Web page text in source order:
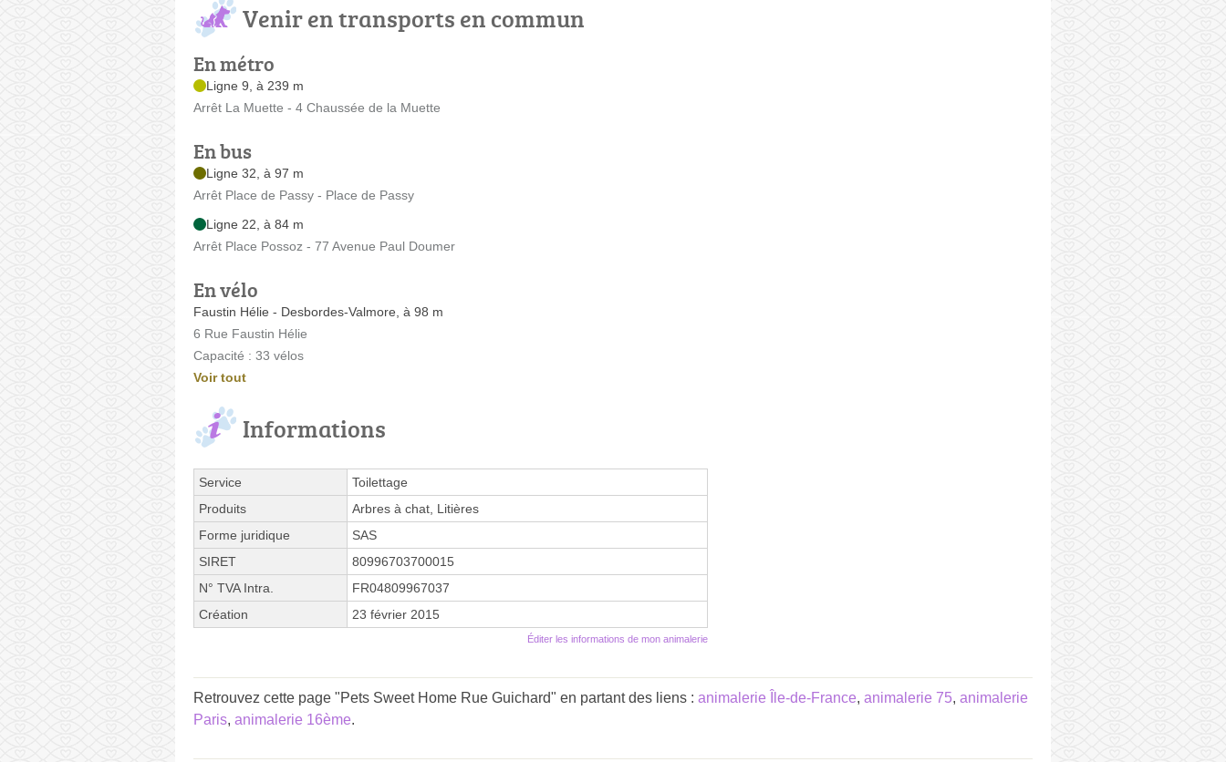
Venir en transports en commun
En métro
Ligne 9, à 239 m
Arrêt La Muette - 4 Chaussée de la Muette
En bus
Ligne 32, à 97 m
Arrêt Place de Passy - Place de Passy
Ligne 22, à 84 m
Arrêt Place Possoz - 77 Avenue Paul Doumer
En vélo
Faustin Hélie - Desbordes-Valmore, à 98 m
6 Rue Faustin Hélie
Capacité : 33 vélos
Voir tout
Informations
Service
Toilettage
Produits
Arbres à chat, Litières
Forme juridique
SAS
SIRET
80996703700015
N° TVA Intra.
FR04809967037
Création
23 février 2015
Éditer les informations de mon animalerie
Retrouvez cette page "Pets Sweet Home Rue Guichard" en partant des liens : animalerie Île-de-France, animalerie 75, animalerie
Paris, animalerie 16ème.